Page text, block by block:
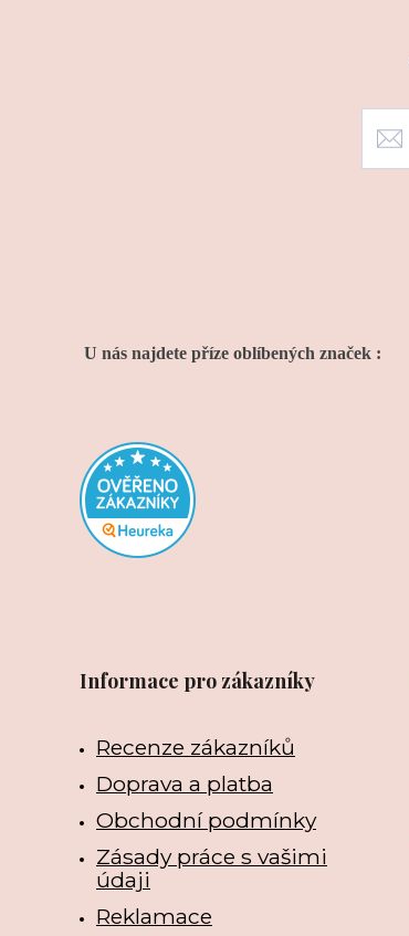
U nás najdete příze oblíbených značek :
Informace pro zákazníky
Recenze zákazníků
Doprava a platba
Obchodní podmínky
Zásady práce s vašimi
údaji
Reklamace